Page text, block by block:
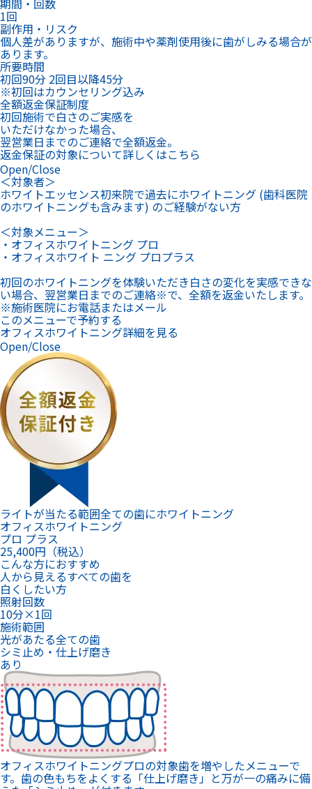
期間・回数
1回
副作用・リスク
個人差がありますが、施術中や薬剤使用後に歯がしみる場合が
あります。
所要時間
初回90分 2回目以降45分
※初回はカウンセリング込み
全額返金保証制度
初回施術で白さのご実感を
いただけなかった場合、
翌営業日までのご連絡で全額返金。
返金保証の対象について詳しくはこちら
Open/Close
＜対象者＞
ホワイトエッセンス初来院で過去にホワイトニング (歯科医院
のホワイトニングも含みます) のご経験がない方
＜対象メニュー＞
・オフィスホワイトニング プロ
・オフィスホワイト ニング プロプラス
初回のホワイトニングを体験いただき白さの変化を実感できな
い場合、翌営業日までのご連絡※で、全額を返金いたします。
※施術医院にお電話またはメール
このメニューで予約する
オフィスホワイトニング詳細を見る
Open/Close
ライトが当たる範囲全ての歯にホワイトニング
オフィスホワイトニング
プロ プラス
25,400円（税込）
こんな方におすすめ
人から見えるすべての歯を
白くしたい方
照射回数
10分×1回
施術範囲
光があたる全ての歯
シミ止め・仕上げ磨き
あり
オフィスホワイトニングプロの対象歯を増やしたメニューで
す。歯の色もちをよくする「仕上げ磨き」と万が一の痛みに備